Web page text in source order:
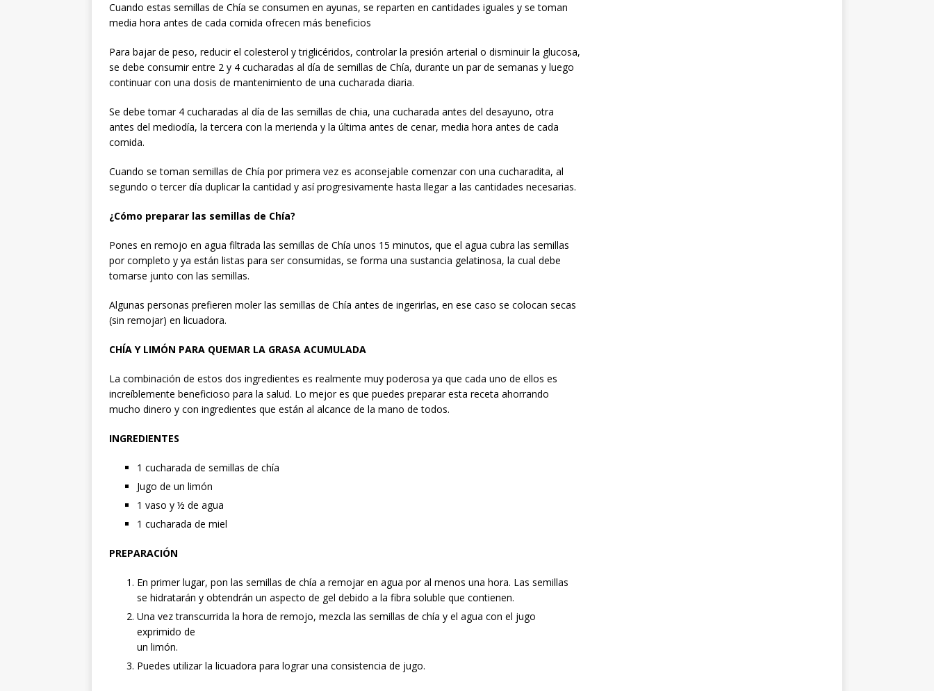
Cuando estas semillas de Chía se consumen en ayunas, se reparten en cantidades iguales y se toman
media hora antes de cada comida ofrecen más beneficios
Para bajar de peso, reducir el colesterol y triglicéridos, controlar la presión arterial o disminuir la glucosa,
se debe consumir entre 2 y 4 cucharadas al día de semillas de Chía, durante un par de semanas y luego
continuar con una dosis de mantenimiento de una cucharada diaria.
Se debe tomar 4 cucharadas al día de las semillas de chia, una cucharada antes del desayuno, otra
antes del mediodía, la tercera con la merienda y la última antes de cenar, media hora antes de cada
comida.
Cuando se toman semillas de Chía por primera vez es aconsejable comenzar con una cucharadita, al
segundo o tercer día duplicar la cantidad y así progresivamente hasta llegar a las cantidades necesarias.
¿Cómo preparar las semillas de Chía?
Pones en remojo en agua filtrada las semillas de Chía unos 15 minutos, que el agua cubra las semillas
por completo y ya están listas para ser consumidas, se forma una sustancia gelatinosa, la cual debe
tomarse junto con las semillas.
Algunas personas prefieren moler las semillas de Chía antes de ingerirlas, en ese caso se colocan secas
(sin remojar) en licuadora.
CHÍA Y LIMÓN PARA QUEMAR LA GRASA ACUMULADA
La combinación de estos dos ingredientes es realmente muy poderosa ya que cada uno de ellos es
increíblemente beneficioso para la salud. Lo mejor es que puedes preparar esta receta ahorrando
mucho dinero y con ingredientes que están al alcance de la mano de todos.
INGREDIENTES
1 cucharada de semillas de chía
Jugo de un limón
1 vaso y ½ de agua
1 cucharada de miel
PREPARACIÓN
En primer lugar, pon las semillas de chía a remojar en agua por al menos una hora. Las semillas
se hidratarán y obtendrán un aspecto de gel debido a la fibra soluble que contienen.
Una vez transcurrida la hora de remojo, mezcla las semillas de chía y el agua con el jugo
exprimido de
un limón.
Puedes utilizar la licuadora para lograr una consistencia de jugo.